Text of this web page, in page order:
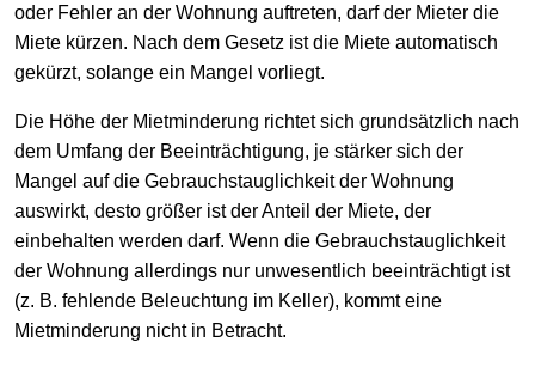
oder Fehler an der Wohnung auftreten, darf der Mieter die
Miete kürzen. Nach dem Gesetz ist die Miete automatisch
gekürzt, solange ein Mangel vorliegt.
Die Höhe der Mietminderung richtet sich grundsätzlich nach
dem Umfang der Beeinträchtigung, je stärker sich der
Mangel auf die Gebrauchstauglichkeit der Wohnung
auswirkt, desto größer ist der Anteil der Miete, der
einbehalten werden darf. Wenn die Gebrauchstauglichkeit
der Wohnung allerdings nur unwesentlich beeinträchtigt ist
(z. B. fehlende Beleuchtung im Keller), kommt eine
Mietminderung nicht in Betracht.